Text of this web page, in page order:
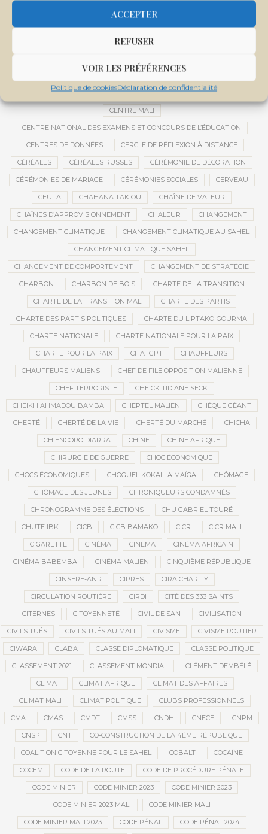
ACCEPTER
REFUSER
VOIR LES PRÉFÉRENCES
Politique de cookiesDéclaration de confidentialité
CENTRALE SOLAIRE DE SANANKOROBA
CENTRE INTERNATIONAL DE CONFÉRENCES DE BAMAKO
CENTRE MALI
CENTRE NATIONAL DES EXAMENS ET CONCOURS DE L’ÉDUCATION
CENTRES DE DONNÉES CERCLE DE RÉFLEXION À DISTANCE
CÉRÉALES CÉRÉALES RUSSES CÉRÉMONIE DE DÉCORATION
CÉRÉMONIES DE MARIAGE CÉRÉMONIES SOCIALES CERVEAU
CEUTA CHAHANA TAKIOU CHAÎNE DE VALEUR
CHAÎNES D’APPROVISIONNEMENT CHALEUR CHANGEMENT
CHANGEMENT CLIMATIQUE CHANGEMENT CLIMATIQUE AU SAHEL
CHANGEMENT CLIMATIQUE SAHEL
CHANGEMENT DE COMPORTEMENT CHANGEMENT DE STRATÉGIE
CHARBON CHARBON DE BOIS CHARTE DE LA TRANSITION
CHARTE DE LA TRANSITION MALI CHARTE DES PARTIS
CHARTE DES PARTIS POLITIQUES CHARTE DU LIPTAKO-GOURMA
CHARTE NATIONALE CHARTE NATIONALE POUR LA PAIX
CHARTE POUR LA PAIX CHATGPT CHAUFFEURS
CHAUFFEURS MALIENS CHEF DE FILE OPPOSITION MALIENNE
CHEF TERRORISTE CHEICK TIDIANE SECK
CHEIKH AHMADOU BAMBA CHEPTEL MALIEN CHÈQUE GÉANT
CHERTÉ CHERTÉ DE LA VIE CHERTÉ DU MARCHÉ CHICHA
CHIENCORO DIARRA CHINE CHINE AFRIQUE
CHIRURGIE DE GUERRE CHOC ÉCONOMIQUE
CHOCS ÉCONOMIQUES CHOGUEL KOKALLA MAÏGA CHÔMAGE
CHÔMAGE DES JEUNES CHRONIQUEURS CONDAMNÉS
CHRONOGRAMME DES ÉLECTIONS CHU GABRIEL TOURÉ
CHUTE IBK CICB CICB BAMAKO CICR CICR MALI
CIGARETTE CINÉMA CINEMA CINÉMA AFRICAIN
CINÉMA BABEMBA CINÉMA MALIEN CINQUIÈME RÉPUBLIQUE
CINSERE-ANR CIPRES CIRA CHARITY
CIRCULATION ROUTIÈRE CIRDI CITÉ DES 333 SAINTS
CITERNES CITOYENNETÉ CIVIL DE SAN CIVILISATION
CIVILS TUÉS CIVILS TUÉS AU MALI CIVISME CIVISME ROUTIER
CIWARA CLABA CLASSE DIPLOMATIQUE CLASSE POLITIQUE
CLASSEMENT 2021 CLASSEMENT MONDIAL CLÉMENT DEMBÉLÉ
CLIMAT CLIMAT AFRIQUE CLIMAT DES AFFAIRES
CLIMAT MALI CLIMAT POLITIQUE CLUBS PROFESSIONNELS
CMA CMAS CMDT CMSS CNDH CNECE CNPM
CNSP CNT CO-CONSTRUCTION DE LA 4ÈME RÉPUBLIQUE
COALITION CITOYENNE POUR LE SAHEL COBALT COCAÏNE
COCEM CODE DE LA ROUTE CODE DE PROCÉDURE PÉNALE
CODE MINIER CODE MINIER 2023 CODE MINIER 2023
CODE MINIER 2023 MALI CODE MINIER MALI
CODE MINIER MALI 2023 CODE PÉNAL CODE PÉNAL 2024